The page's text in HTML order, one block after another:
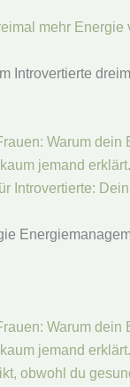
mehr
Introvertierte
Introvertierte:
obwohl du